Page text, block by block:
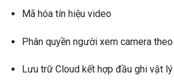
Mã hóa tín hiệu video
Phân quyền người xem camera
Lưu trữ Cloud kết hợp đầu ghi vật lý